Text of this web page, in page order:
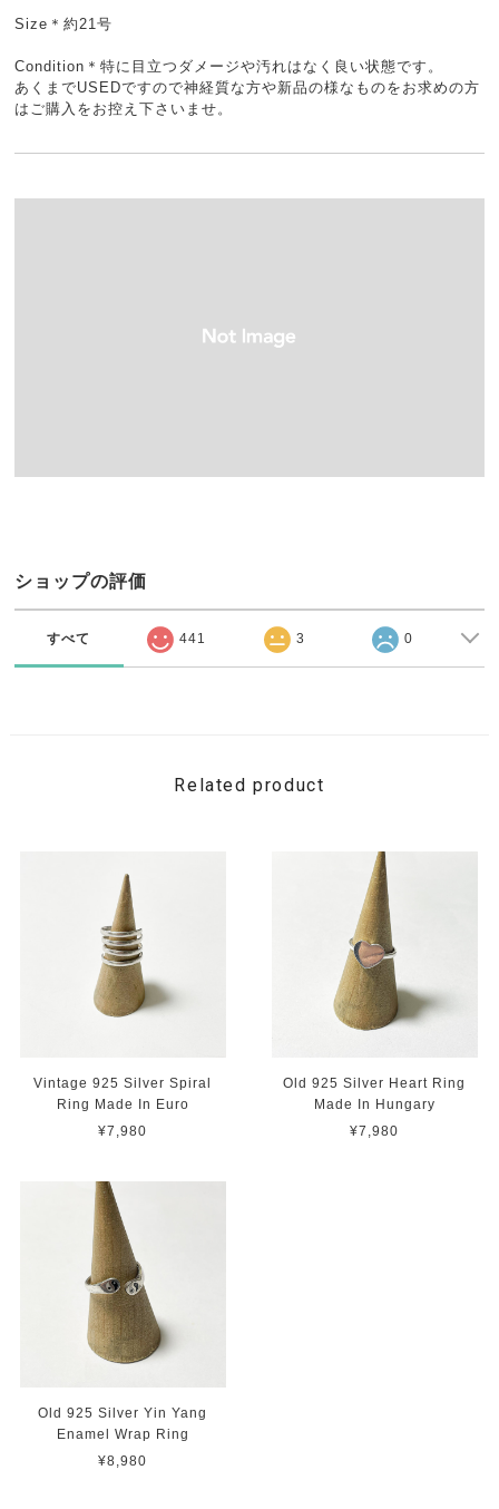
Size＊約21号
Condition＊特に目立つダメージや汚れはなく良い状態です。
あくまでUSEDですので神経質な方や新品の様なものをお求めの方
はご購入をお控え下さいませ。
ショップの評価
すべて 441 3 0
Related product
Vintage 925 Silver Spiral
Ring Made In Euro
¥7,980
Old 925 Silver Heart Ring
Made In Hungary
¥7,980
Old 925 Silver Yin Yang
Enamel Wrap Ring
¥8,980